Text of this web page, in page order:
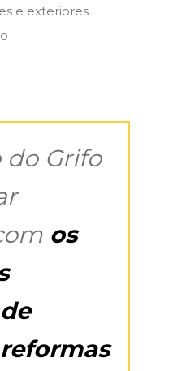
e exteriores
do Grifo
os